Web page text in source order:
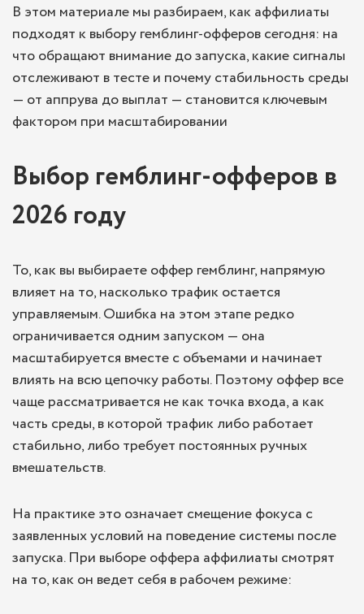
В этом материале мы разбираем, как аффилиаты
подходят к выбору гемблинг-офферов сегодня: на
что обращают внимание до запуска, какие сигналы
отслеживают в тесте и почему стабильность среды
— от аппрува до выплат — становится ключевым
фактором при масштабировании
Выбор гемблинг-офферов в
2026 году
То, как вы выбираете оффер гемблинг, напрямую
влияет на то, насколько трафик остается
управляемым. Ошибка на этом этапе редко
ограничивается одним запуском — она
масштабируется вместе с объемами и начинает
влиять на всю цепочку работы. Поэтому оффер все
чаще рассматривается не как точка входа, а как
часть среды, в которой трафик либо работает
стабильно, либо требует постоянных ручных
вмешательств.
На практике это означает смещение фокуса с
заявленных условий на поведение системы после
запуска. При выборе оффера аффилиаты смотрят
на то, как он ведет себя в рабочем режиме: